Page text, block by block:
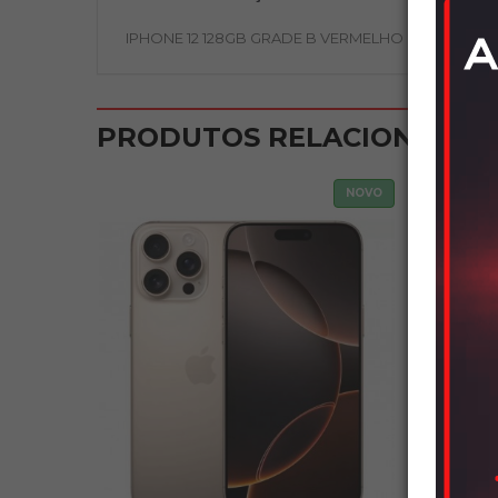
IPHONE 12 128GB GRADE B VERMELHO
PRODUTOS RELACIONADOS
NOVO